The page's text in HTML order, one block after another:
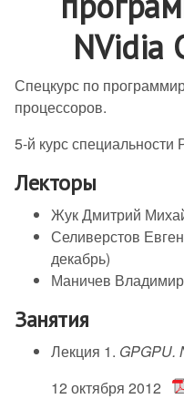
NVidia
Спецкурс по
процессоров.
5-й курс специальности
Лекторы
Жук Дмитрий
Селиверстов
декабрь)
Маничев
Занятия
Лекция 1. GPGPU.
12 октября 2012